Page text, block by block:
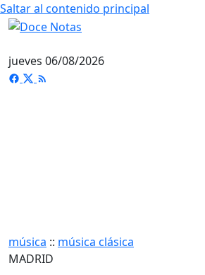
Saltar al contenido principal
jueves 06/08/2026
música :: música clásica
MADRID